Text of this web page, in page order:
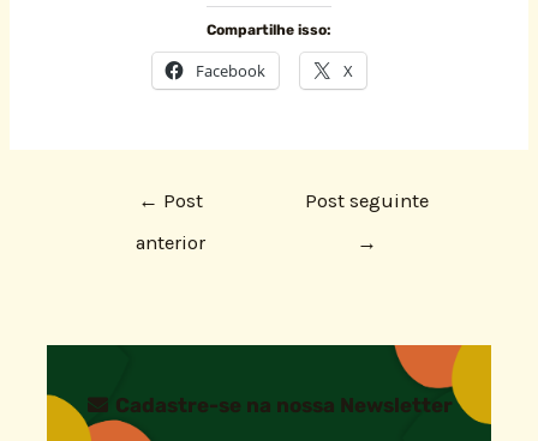
Compartilhe isso:
Facebook X
← Post
anterior
Post seguinte
→
Cadastre-se na nossa Newsletter